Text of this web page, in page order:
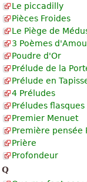
Le piccadilly
Pièces Froides
Le Piège de
3 Poèmes
Poudre d'Or
Prélude de la
Prélude en
4 Préludes
Préludes
Premier Menuet
Première pensée
Prière
Profondeur
Q